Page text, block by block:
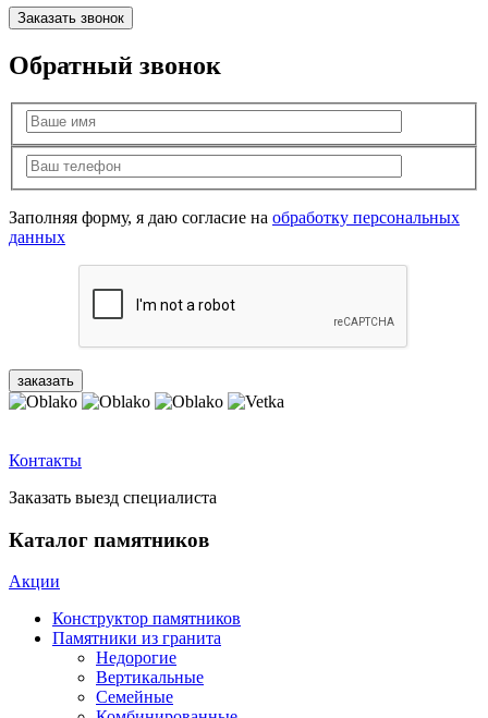
Заказать звонок
Обратный звонок
Заполняя форму, я даю согласие на обработку персональных
данных
Контакты
Заказать выезд специалиста
Каталог памятников
Акции
Конструктор памятников
Памятники из гранита
Недорогие
Вертикальные
Семейные